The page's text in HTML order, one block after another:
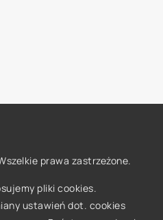
prawa zastrzeżone.
pliki cookies.
ustawień dot. cookies